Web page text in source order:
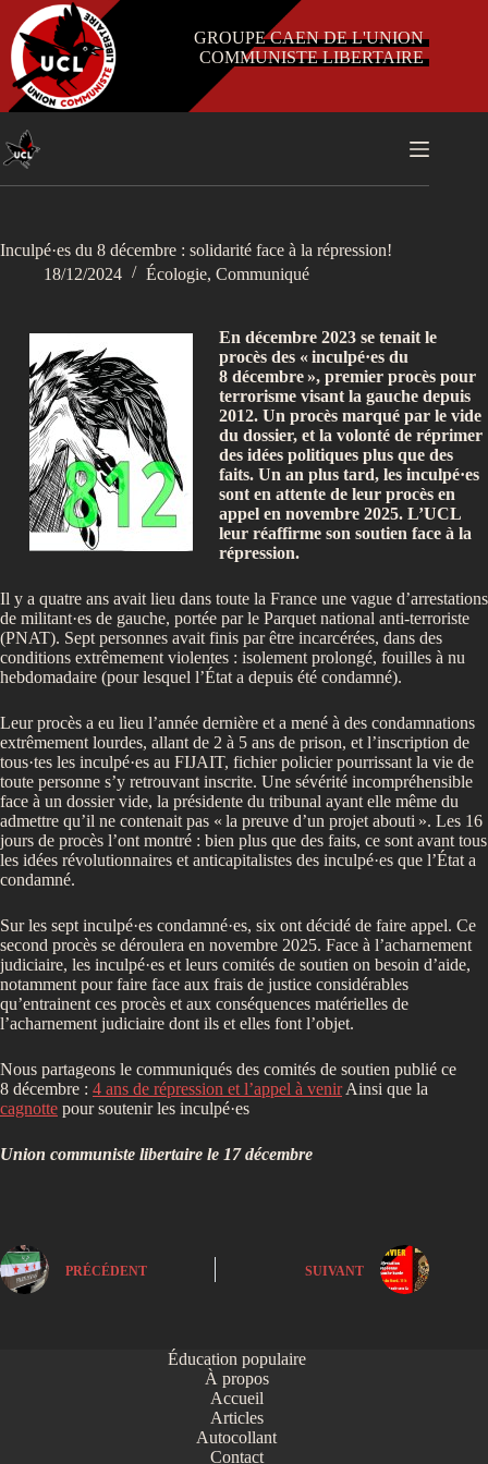
Passer
contenu
GROUPE CAEN DE L'UNION
COMMUNISTE LIBERTAIRE
Inculpé·es du 8 décembre : solidarité face à la répression!
18/12/2024
Écologie, Communiqué
En décembre 2023 se tenait le
procès des «inculpé·es du
8 décembre», premier procès pour
terrorisme visant la gauche depuis
2012. Un procès marqué par le vide
du dossier, et la volonté de réprimer
des idées politiques plus que des
faits. Un an plus tard, les inculpé·es
sont en attente de leur procès en
appel en novembre 2025. L’UCL
leur réaffirme son soutien face à la
répression.
Il y a quatre ans avait lieu dans toute la France une vague d’arrestations
de militant·es de gauche, portée par le Parquet national anti-terroriste
(PNAT). Sept personnes avait finis par être incarcérées, dans des
conditions extrêmement violentes : isolement prolongé, fouilles à nu
hebdomadaire (pour lesquel l’État a depuis été condamné).
Leur procès a eu lieu l’année dernière et a mené à des condamnations
extrêmement lourdes, allant de 2 à 5 ans de prison, et l’inscription de
tous·tes les inculpé·es au FIJAIT, fichier policier pourrissant la vie de
toute personne s’y retrouvant inscrite. Une sévérité incompréhensible
face à un dossier vide, la présidente du tribunal ayant elle même du
admettre qu’il ne contenait pas « la preuve d’un projet abouti ». Les 16
jours de procès l’ont montré : bien plus que des faits, ce sont avant tous
les idées révolutionnaires et anticapitalistes des inculpé·es que l’État a
condamné.
Sur les sept inculpé·es condamné·es, six ont décidé de faire appel. Ce
second procès se déroulera en novembre 2025. Face à l’acharnement
judiciaire, les inculpé·es et leurs comités de soutien on besoin d’aide,
notamment pour faire face aux frais de justice considérables
qu’entrainent ces procès et aux conséquences matérielles de
l’acharnement judiciaire dont ils et elles font l’objet.
Nous partageons le communiqués des comités de soutien publié ce
8 décembre : 4 ans de répression et l’appel à venirAinsi que la
cagnotte pour soutenir les inculpé·es
Union communiste libertaire le 17 décembre
PRÉCÉDENT SUIVANT
Éducation populaire
À propos
Accueil
Articles
Autocollant
Contact